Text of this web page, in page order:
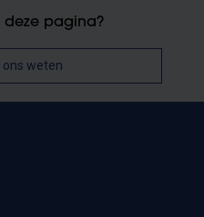
deze pagina?
ons weten